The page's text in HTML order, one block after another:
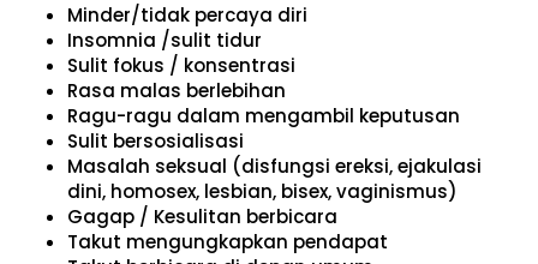
Minder/tidak percaya diri
Insomnia /sulit tidur
Sulit fokus / konsentrasi
Rasa malas berlebihan
Ragu-ragu dalam mengambil keputusan
Sulit bersosialisasi
Masalah seksual (disfungsi ereksi, ejakulasi
dini, homosex, lesbian, bisex, vaginismus)
Gagap / Kesulitan berbicara
Takut mengungkapkan pendapat